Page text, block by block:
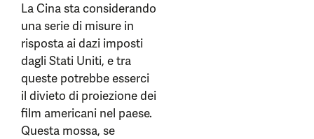
La Cina sta considerando
una serie di misure in
risposta ai dazi imposti
dagli Stati Uniti, e tra
queste potrebbe esserci
il divieto di proiezione dei
film americani nel paese.
Questa mossa, se